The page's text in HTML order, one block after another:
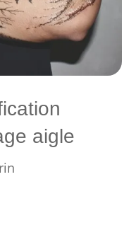
aigle